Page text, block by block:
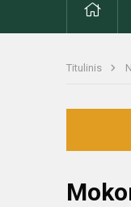
Titulinis